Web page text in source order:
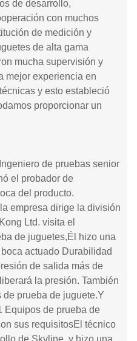
de desarrollo,
con muchos
de medición y
de alta gama
mucha supervisión y
mejor experiencia en
y esto estableció
proporcionar un
de pruebas senior
el probador de
del producto.
empresa dirige la división
Ltd. visita el
de juguetes,Él hizo una
actuado Durabilidad
de salida más de
la presión. También
prueba de juguete.Y
Equipos de prueba de
sus requisitosEl técnico
de Skyline, y hizo una